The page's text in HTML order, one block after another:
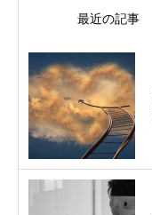
最近の記事